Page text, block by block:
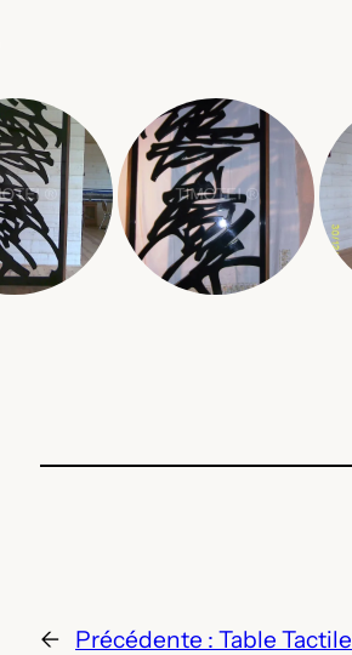
← Précédente : Table Tactile